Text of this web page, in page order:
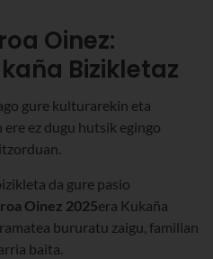
Oinez:
Bizikletaz
gure kulturarekin eta
ez dugu hutsik egingo
da gure pasio
Oinez 2025era Kukaña
bururatu zaigu, familian
baita.